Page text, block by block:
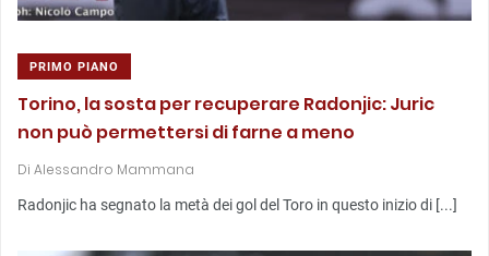
PRIMO PIANO
Torino, la sosta per recuperare Radonjic: Juric
non può permettersi di farne a meno
Di Alessandro Mammana
Radonjic ha segnato la metà dei gol del Toro in questo inizio di [...]